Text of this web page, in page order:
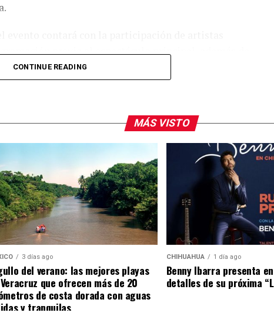
previa al espectáculo principal, además de
También reiteraron la invitación al público para
formar parte de una de las presentaciones más
Ibarra fue visto en el restaurante Aire Liebre, en la
platillos en compañía de su equipo de trabajo.
CONTINUE READING
MÁS VISTO
3 días ago
del verano: las mejores playas
que ofrecen más de 20
de costa dorada con aguas
y tranquilas
CHIHUAHUA 1 día ago
Benny Ibarra presenta
detalles de su próxima